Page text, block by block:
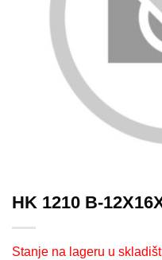
HK 1210 B-
Stanje na lageru u